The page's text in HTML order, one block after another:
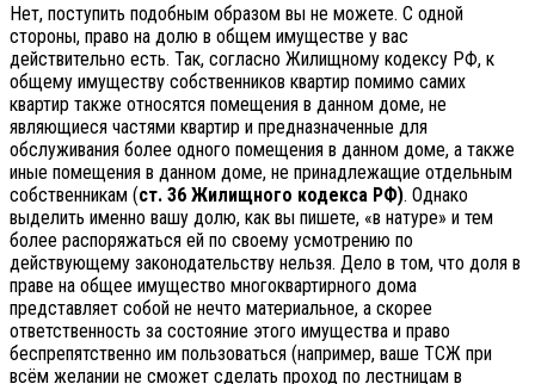
Нет, поступить подобным образом вы не можете. С одной
стороны, право на долю в общем имуществе у вас
действительно есть. Так, согласно Жилищному кодексу РФ, к
общему имуществу собственников квартир помимо самих
квартир также относятся помещения в данном доме, не
являющиеся частями квартир и предназначенные для
обслуживания более одного помещения в данном доме, а также
иные помещения в данном доме, не принадлежащие отдельным
собственникам (ст. 36 Жилищного кодекса РФ). Однако
выделить именно вашу долю, как вы пишете, «в натуре» и тем
более распоряжаться ей по своему усмотрению по
действующему законодательству нельзя. Дело в том, что доля в
праве на общее имущество многоквартирного дома
представляет собой не нечто материальное, а скорее
ответственность за состояние этого имущества и право
беспрепятственно им пользоваться (например, ваше ТСЖ при
всём желании не сможет сделать проход по лестницам в